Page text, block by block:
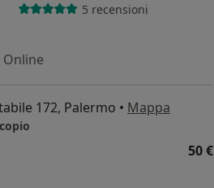
5 recensioni
Online
172, Palermo • Mappa
50 €